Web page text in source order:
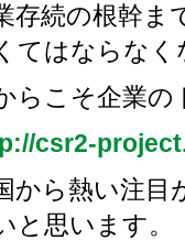
存続の根幹ま
てはならなく
らこそ企業の
csr2-
から熱い注目
と思います。